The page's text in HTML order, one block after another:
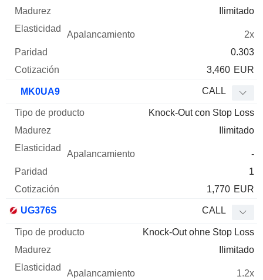
Ilimitado
2x
0.303
3,460 EUR
MK0UA9 CALL
Knock-Out con Stop Loss
Ilimitado
-
1
1,770 EUR
UG376S CALL
Knock-Out ohne Stop Loss
Ilimitado
1.2x